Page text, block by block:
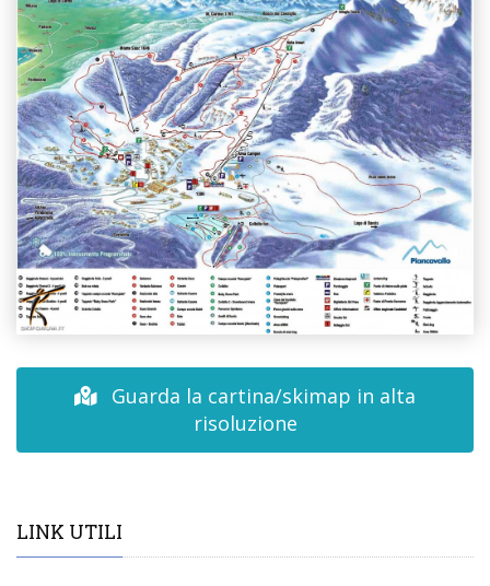
Guarda la cartina/skimap in alta
risoluzione
LINK UTILI